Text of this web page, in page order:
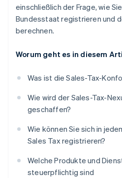
einschließlich der Frage, wie
Bundesstaat registrieren und
berechnen.
Worum geht es in diesem
Was ist die Sales-Tax-
Wie wird der Sales-Tax-
geschaffen?
Wie können Sie sich in
Sales Tax registrieren?
Welche Produkte und
steuerpflichtig sind